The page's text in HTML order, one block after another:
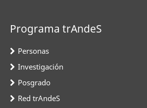
Programa trAndeS
Personas
Investigación
Posgrado
Red trAndeS